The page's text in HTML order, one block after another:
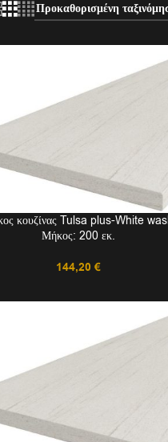
κουζίνας Tulsa plus-White
Μήκος: 200 εκ.
144,20€